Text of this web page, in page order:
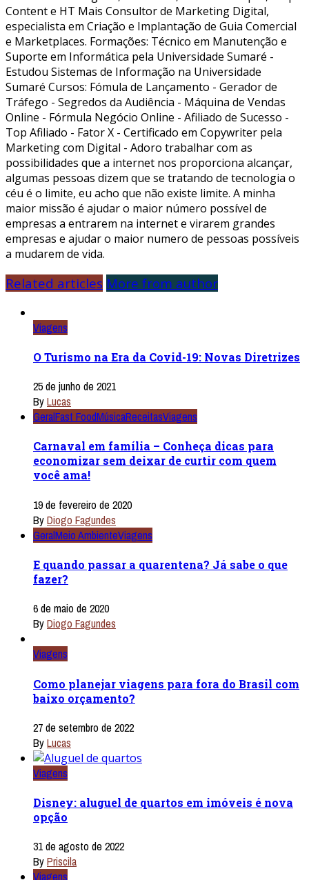
Content e HT Mais Consultor de Marketing Digital,
especialista em Criação e Implantação de Guia Comercial
e Marketplaces. Formações: Técnico em Manutenção e
Suporte em Informática pela Universidade Sumaré -
Estudou Sistemas de Informação na Universidade
Sumaré Cursos: Fómula de Lançamento - Gerador de
Tráfego - Segredos da Audiência - Máquina de Vendas
Online - Fórmula Negócio Online - Afiliado de Sucesso -
Top Afiliado - Fator X - Certificado em Copywriter pela
Marketing com Digital - Adoro trabalhar com as
possibilidades que a internet nos proporciona alcançar,
algumas pessoas dizem que se tratando de tecnologia o
céu é o limite, eu acho que não existe limite. A minha
maior missão é ajudar o maior número possível de
empresas a entrarem na internet e virarem grandes
empresas e ajudar o maior numero de pessoas possíveis
a mudarem de vida.
Related articles More from author
Viagens
O Turismo na Era da Covid-19: Novas Diretrizes
25 de junho de 2021
ByLucas
GeralFast FoodMúsicaReceitasViagens
Carnaval em família – Conheça dicas para
economizar sem deixar de curtir com quem
você ama!
19 de fevereiro de 2020
ByDiogo Fagundes
GeralMeio AmbienteViagens
E quando passar a quarentena? Já sabe o que
fazer?
6 de maio de 2020
ByDiogo Fagundes
Viagens
Como planejar viagens para fora do Brasil com
baixo orçamento?
27 de setembro de 2022
ByLucas
Viagens
Disney: aluguel de quartos em imóveis é nova
opção
31 de agosto de 2022
ByPriscila
Viagens